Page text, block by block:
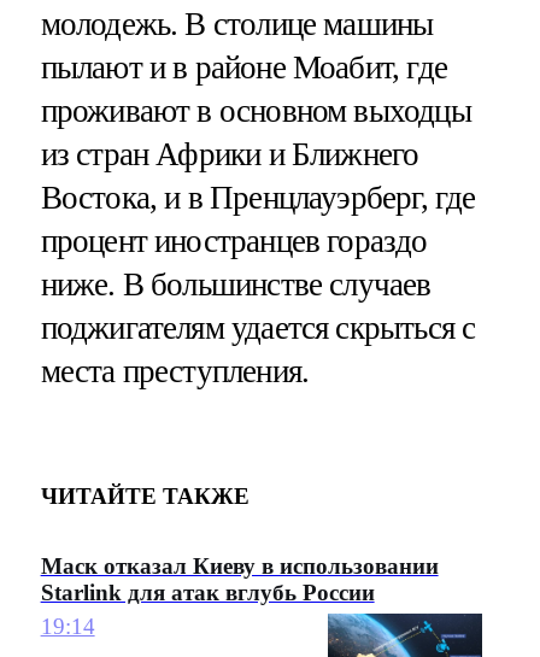
молодежь. В столице машины
пылают и в районе Моабит, где
проживают в основном выходцы
из стран Африки и Ближнего
Востока, и в Пренцлауэрберг, где
процент иностранцев гораздо
ниже. В большинстве случаев
поджигателям удается скрыться с
места преступления.
ЧИТАЙТЕ ТАКЖЕ
Маск отказал Киеву в использовании
Starlink для атак вглубь России
19:14